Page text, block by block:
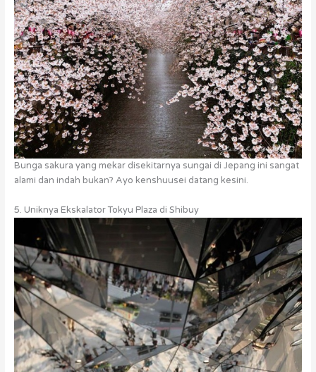
Bunga sakura yang mekar disekitarnya sungai di Jepang ini sangat
alami dan indah bukan? Ayo kenshuusei datang kesini.
5. Uniknya Ekskalator Tokyu Plaza di Shibuy